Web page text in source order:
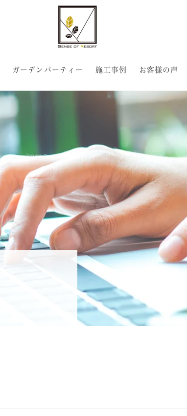
ガーデンパーティー 施工事例 お客様の声